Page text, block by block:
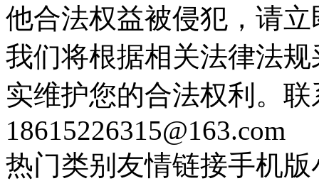
他合法权益被侵犯，请
我们将根据相关法律法
实维护您的合法权利。
18615226315@163.com
热门类别 友情链接手机版